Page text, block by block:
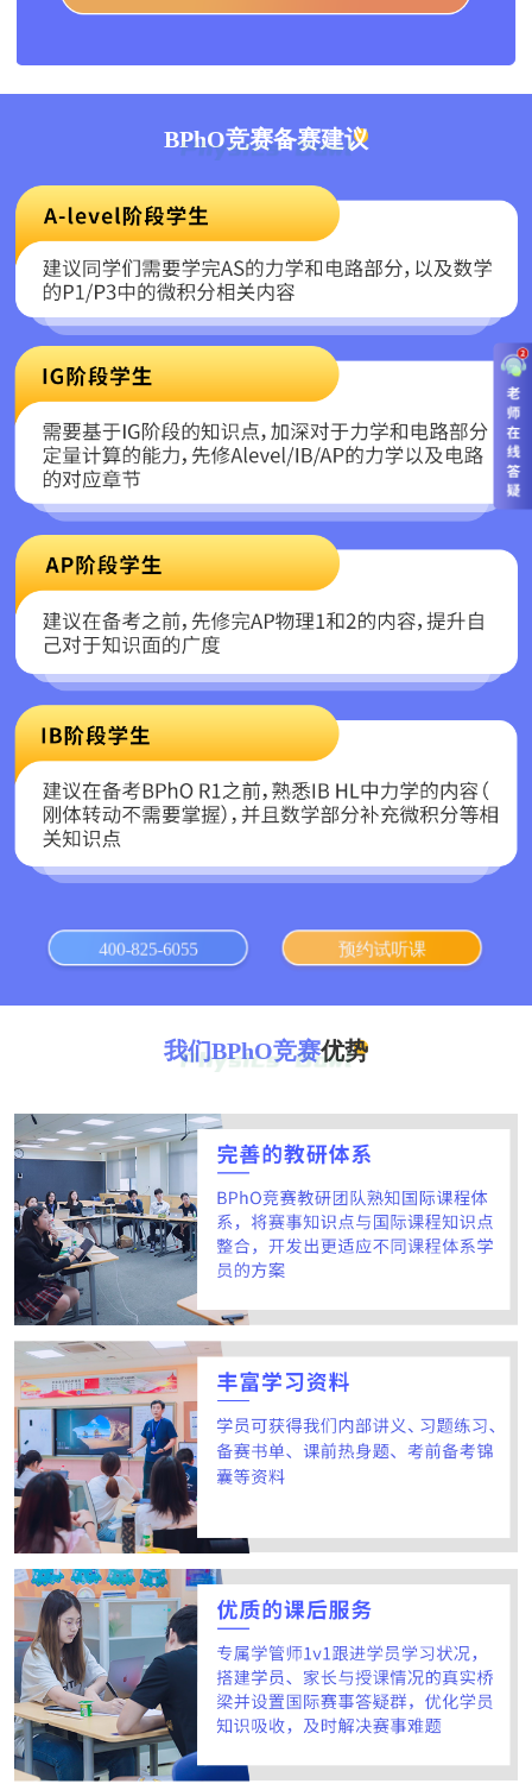
BPhO竞赛备赛建议
400-825-6055 预约试听课
我们BPhO竞赛优势